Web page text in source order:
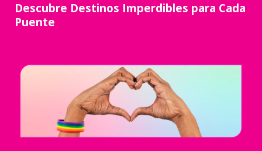
Descubre Destinos Imperdibles para Cada
Puente